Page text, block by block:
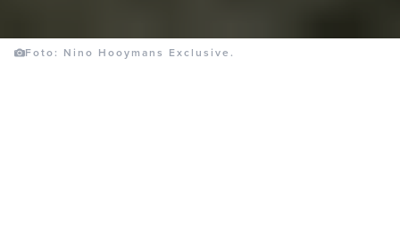
Foto: Nino Hooymans Exclusive.